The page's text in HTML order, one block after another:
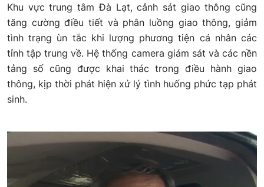
Khu vực trung tâm Đà Lạt, cảnh sát giao thông cũng
tăng cường điều tiết và phân luồng giao thông, giảm
tình trạng ùn tắc khi lượng phương tiện cá nhân các
tỉnh tập trung về. Hệ thống camera giám sát và các nền
tảng số cũng được khai thác trong điều hành giao
thông, kịp thời phát hiện xử lý tình huống phức tạp phát
sinh.